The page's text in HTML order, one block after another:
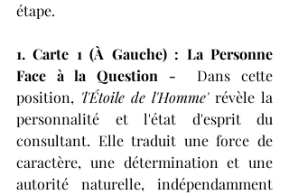
étape.
1. Carte 1 (À Gauche) : La Personne
Face à la Question -
Dans cette
position, 'l'Étoile de l'Homme' révèle la
personnalité et l'état d'esprit du
consultant. Elle traduit une force de
caractère, une détermination et une
autorité naturelle, indépendamment